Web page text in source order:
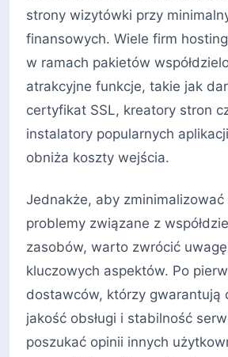
strony wizytówki przy
finansowych. Wiele firm
w ramach pakietów
atrakcyjne funkcje, takie jak
certyfikat SSL, kreatory stron
instalatory popularnych
obniża koszty wejścia.
Jednakże, aby zminimalizować
problemy związane z
zasobów, warto zwrócić
kluczowych aspektów. Po
dostawców, którzy gwarantują
jakość obsługi i stabilność
poszukać opinii innych